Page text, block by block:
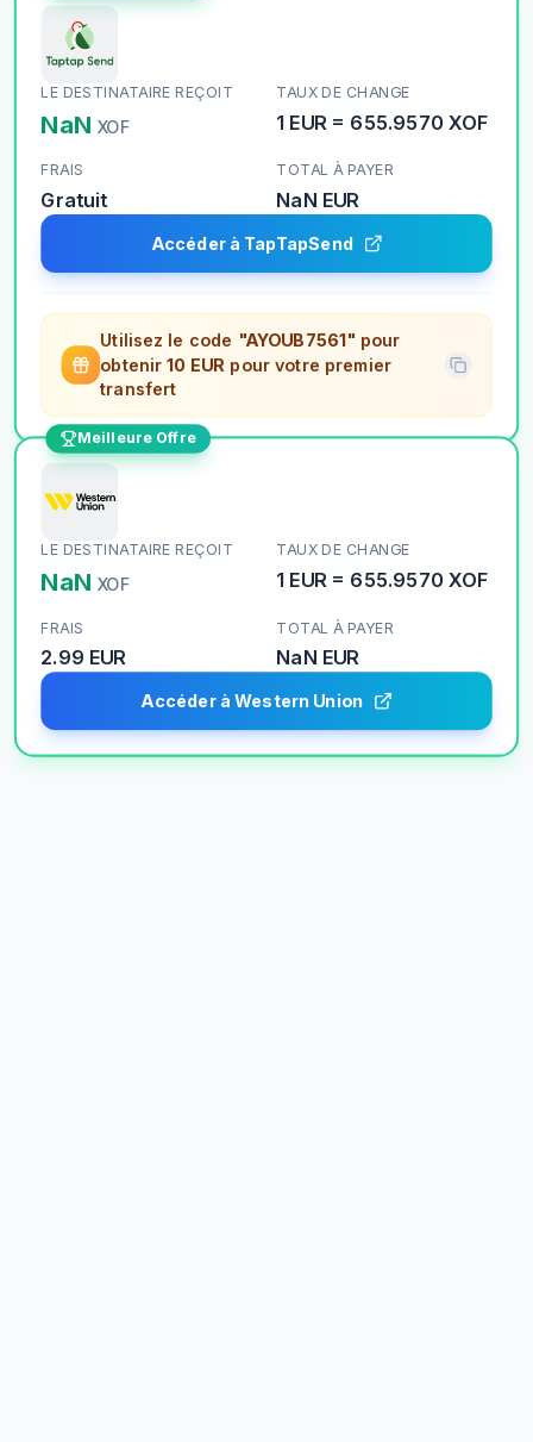
LE DESTINATAIRE REÇOIT
NaN XOF
TAUX DE CHANGE
1 EUR= 655.9570 XOF
FRAIS
Gratuit
TOTAL À PAYER
NaN EUR
Accéder à TapTapSend
Utilisez le code "AYOUB7561" pour
obtenir10 EUR pour votre premier
transfert
Meilleure Offre
LE DESTINATAIRE REÇOIT
NaN XOF
TAUX DE CHANGE
1 EUR= 655.9570 XOF
FRAIS
2.99 EUR
TOTAL À PAYER
NaN EUR
Accéder à Western Union